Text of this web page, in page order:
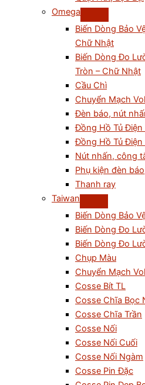
Omega
Biến Dòng Bảo
Chữ Nhật
Biến Dòng Đo
Tròn – Chữ Nhật
Cầu Chì
Chuyển Mạch
Đèn báo, nút
Đồng Hồ Tủ Điện
Đồng Hồ Tủ
Nút nhấn, công
Phụ kiện đèn
Thanh ray
Taiwan
Biến Dòng Bảo
Biến Dòng Đo
Biến Dòng Đo
Chụp Màu
Chuyển Mạch
Cosse Bít TL
Cosse Chĩa Bọc
Cosse Chĩa Trần
Cosse Nối
Cosse Nối Cuối
Cosse Nối Ngàm
Cosse Pin Đặc